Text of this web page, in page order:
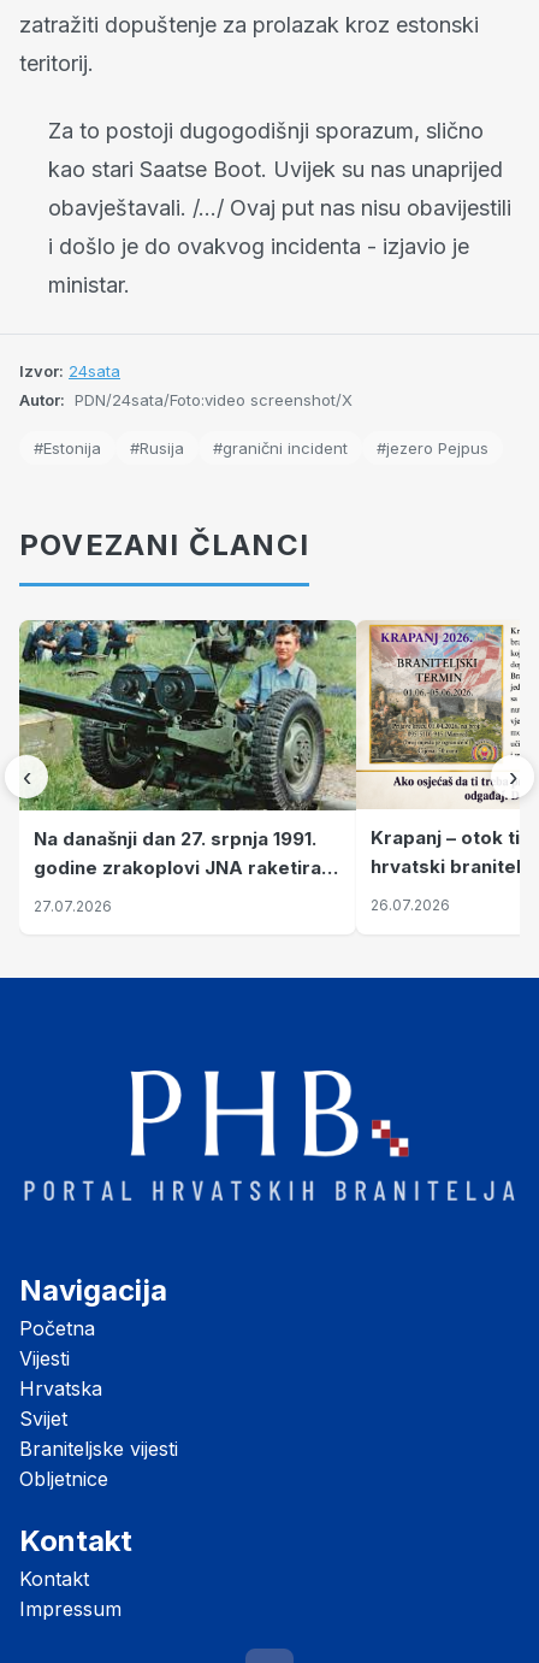
zatražiti dopuštenje za prolazak kroz estonski
teritorij.
Za to postoji dugogodišnji sporazum, slično
kao stari Saatse Boot. Uvijek su nas unaprijed
obavještavali. /.../ Ovaj put nas nisu obavijestili
i došlo je do ovakvog incidenta - izjavio je
ministar.
Izvor: 24sata
Autor: PDN/24sata/Foto:video screenshot/X
#Estonija #Rusija #granični incident #jezero Pejpus
POVEZANI ČLANCI
‹
Na današnji dan 27. srpnja 1991.
godine zrakoplovi JNA raketirali
su vojarnu i obučni centar "Nikola
27.07.2026
Krapanj – otok
hrvatski branitelji
pronalaze mir
26.07.2026
›
Navigacija
Početna
Vijesti
Hrvatska
Svijet
Braniteljske vijesti
Obljetnice
Kontakt
Kontakt
Impressum